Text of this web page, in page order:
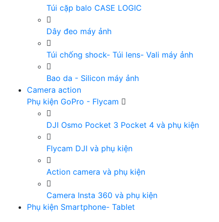
Túi cặp balo CASE LOGIC
Dây đeo máy ảnh
Túi chống shock- Túi lens- Vali máy ảnh
Bao da - Silicon máy ảnh
Camera action
Phụ kiện GoPro - Flycam
DJI Osmo Pocket 3 Pocket 4 và phụ kiện
Flycam DJI và phụ kiện
Action camera và phụ kiện
Camera Insta 360 và phụ kiện
Phụ kiện Smartphone- Tablet